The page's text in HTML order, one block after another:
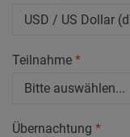
Teilnahme *
Übernachtung *